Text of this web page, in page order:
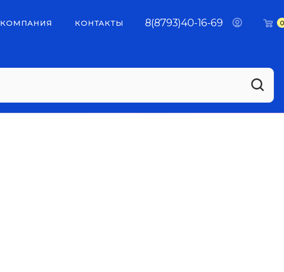
8(8793)40-16-69
КОМПАНИЯ КОНТАКТЫ 0